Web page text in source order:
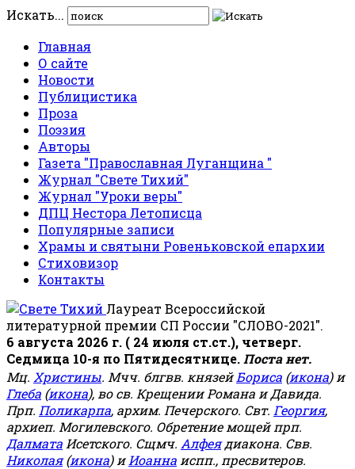
Искать...
Главная
О сайте
Новости
Публицистика
Проза
Поэзия
Авторы
Газета "Православная Луганщина "
Журнал "Свете Тихий"
Журнал "Уроки веры"
ДПЦ Нестора Летописца
Популярные записи
Храмы и святыни Ровеньковской епархии
Стиховизор
Контакты
Лауреат Всероссийской
литературной премии СП России "СЛОВО-2021".
6 августа 2026 г. ( 24 июля ст.ст.), четверг.
Седмица 10-я по Пятидесятнице. Поста нет.
Мц. Христины. Мчч. блгвв. князейБориса (икона) и
Глеба (икона), во св. Крещении Романа и Давида.
Прп. Поликарпа, архим. Печерского. Свт. Георгия,
архиеп. Могилевского. Обретение мощей прп.
Далмата Исетского. Сщмч. Алфеядиакона. Свв.
Николая(икона) иИоанна испп., пресвитеров.